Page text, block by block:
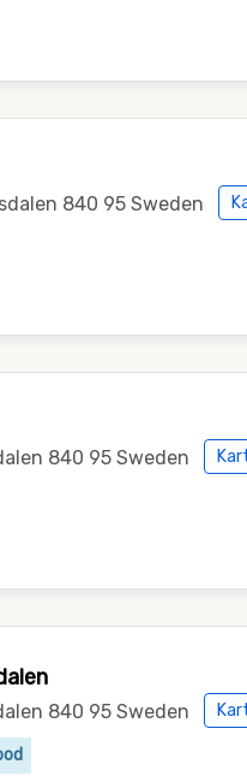
840 95 Sweden
840 95 Sweden
840 95 Sweden